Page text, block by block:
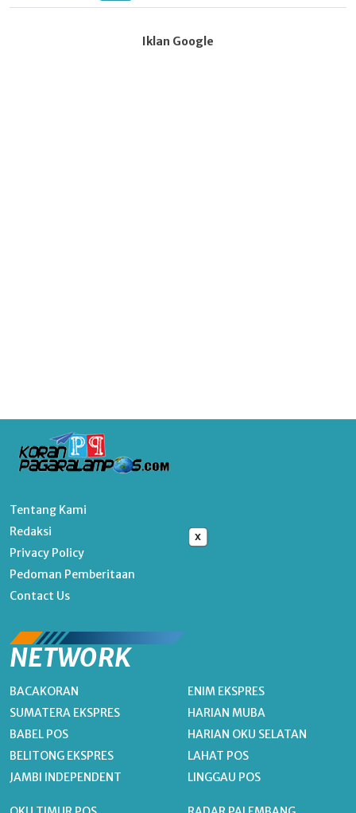
x
Iklan Google
Tentang Kami
Redaksi
Privacy Policy
Pedoman Pemberitaan
Contact Us
NETWORK
BACAKORAN
SUMATERA EKSPRES
BABEL POS
BELITONG EKSPRES
JAMBI INDEPENDENT
ENIM EKSPRES
HARIAN MUBA
HARIAN OKU SELATAN
LAHAT POS
LINGGAU POS